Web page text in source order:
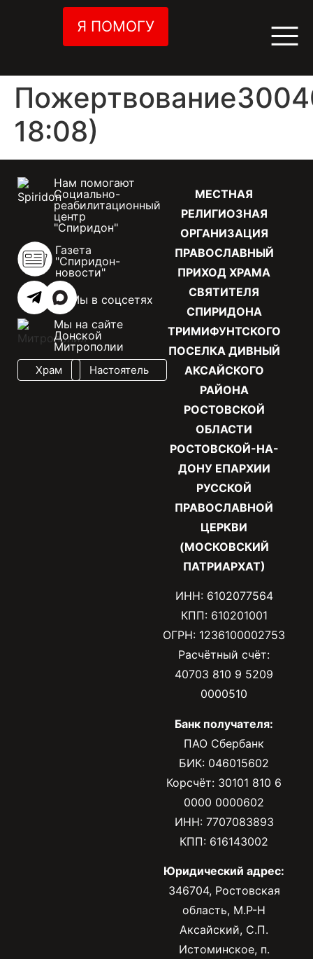
Я ПОМОГУ
18:08)
МЕСТНАЯ
РЕЛИГИОЗНАЯ
ОРГАНИЗАЦИЯ
ПРАВОСЛАВНЫЙ
ПРИХОД ХРАМА
СВЯТИТЕЛЯ
СПИРИДОНА
ТРИМИФУНТСКОГО
ПОСЕЛКА ДИВНЫЙ
АКСАЙСКОГО
РАЙОНА
РОСТОВСКОЙ
ОБЛАСТИ
РОСТОВСКОЙ-НА-
ДОНУ ЕПАРХИИ
РУССКОЙ
ПРАВОСЛАВНОЙ
ЦЕРКВИ
(МОСКОВСКИЙ
ПАТРИАРХАТ)
ИНН: 6102077564
КПП: 610201001
ОГРН: 1236100002753
Расчётный счёт:
40703 810 9 5209
0000510
Банк получателя:
ПАО Сбербанк
БИК: 046015602
Корсчёт: 30101 810 6
0000 0000602
ИНН: 7707083893
КПП: 616143002
Юридический адрес:
346704, Ростовская
область, М.Р-Н
Аксайский, С.П.
Истоминское, п.
Нам помогают
Социально-
реабилитационный
центр
"Спиридон"
Газета
"Спиридон-
новости"
Мы в соцсетях
Мы на сайте
Донской
Митрополии
Храм Настоятель